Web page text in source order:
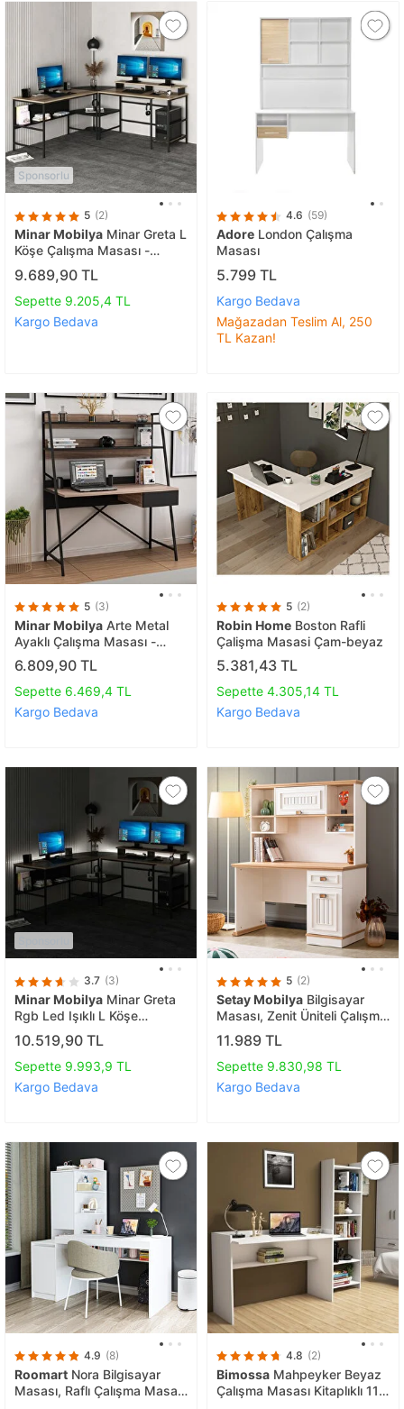
Sponsorlu
5 (2)
Minar Mobilya Minar Greta L
Köşe Çalışma Masası -
Dore/siyah
9.689,90 TL
Sepette 9.205,4 TL
Kargo Bedava
4.6 (59)
Adore London Çalışma
Masası
5.799 TL
Kargo Bedava
Mağazadan Teslim Al, 250
TL Kazan!
5 (3)
Minar Mobilya Arte Metal
Ayaklı Çalışma Masası -
Kaman Ceviz/mat Siyah
6.809,90 TL
Sepette 6.469,4 TL
Kargo Bedava
5 (2)
Robin Home Boston Rafli
Çalişma Masasi Çam-beyaz
5.381,43 TL
Sepette 4.305,14 TL
Kargo Bedava
3.7 (3)
Minar Mobilya Minar Greta
Rgb Led Işıklı L Köşe
Çalışma Masası - Dore/siyah
10.519,90 TL
Sepette 9.993,9 TL
Kargo Bedava
5 (2)
Setay Mobilya Bilgisayar
Masası, Zenit Üniteli Çalışma
Masası
11.989 TL
Sepette 9.830,98 TL
Kargo Bedava
4.9 (8)
Roomart Nora Bilgisayar
Masası, Raflı Çalışma Masası
4.8 (2)
Bimossa Mahpeyker Beyaz
Çalışma Masası Kitaplıklı 118